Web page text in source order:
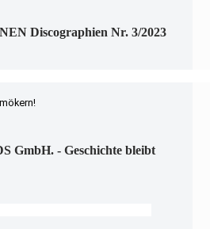
Discographien Nr. 3/2023
GmbH. - Geschichte bleibt